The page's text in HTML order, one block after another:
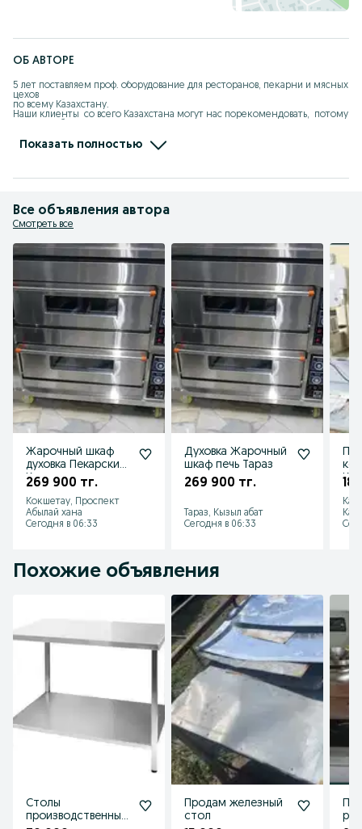
ОБ АВТОРЕ
5 лет поставляем проф. оборудование для ресторанов, пекарни и мясных
цехов
по всему Казахстану.
Наши клиенты  со всего Казахстана могут нас порекомендовать,  потому
С уважением,  директор компании ASTECH.KZ
Показать полностью
Все объявления автора
Смотреть все
Жарочный шкаф
духовка Пекарские
Кокшетау печь
плита
269 900 тг.
Кокшетау, Проспект
Абылай хана
Сегодня в 06:33
Духовка Жарочный
шкаф печь Тараз
269 900 тг.
Тараз, Кызыл абат
Сегодня в 06:33
Похожие объявления
Столы
производственные
Продам железный
стол